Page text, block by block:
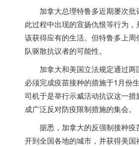
加拿大总理特鲁多近期屡次
此过程中出现的宣扬仇恨等行为，
该获得应有的生活。但特鲁多上
队驱散抗议者的可能性。
加拿大和美国立法规定通过
必须完成疫苗接种的措施于1月份
司机于是举行示威活动抗议这一
成广泛反对防疫限制措施的集会。
据悉， 加拿大的反强制接种疫
开到全国各地的城市，并获得美国